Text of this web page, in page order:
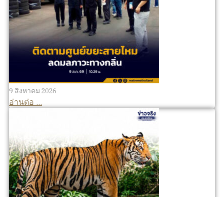
9 สิงหาคม 2026
อ่านต่อ ...